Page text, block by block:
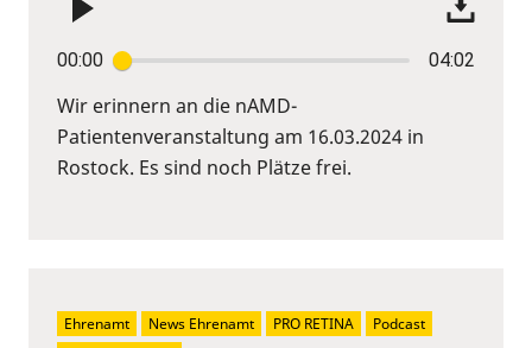
00:00 04:02
Wir erinnern an die nAMD-
Patientenveranstaltung am 16.03.2024 in
Rostock. Es sind noch Plätze frei.
Ehrenamt News Ehrenamt PRO RETINA
Podcast